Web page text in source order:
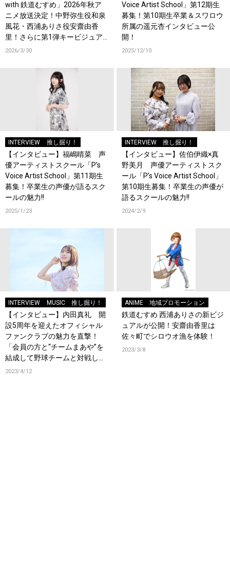
with 鉄道むすめ」2026年秋ア
ニメ放送決定！中野弥生役和泉
風花・西浦ありさ役安齋由香
里！さらに第1弾キービジュア
ル&第1弾PVも公開！
2026/3/30
Voice Artist School」第12期生
募集！第10期生卒業＆スワロウ
所属の遥元杏インタビュー公
開！
2025/12/10
INTERVIEW 推し掘り！
【インタビュー】福嶋晴菜 声
優アーティストスクール「P’s
Voice Artist School」第11期生
募集！卒業生の声優が語るスク
ールの魅力!!
2025/1/23
INTERVIEW 推し掘り！
【インタビュー】佐伯伊織×真
野美月 声優アーティストスク
ール「P’s Voice Artist School」
第10期生募集！卒業生の声優が
語るスクールの魅力!!
2024/2/9
INTERVIEW MUSIC 推し掘り！
【インタビュー】内田真礼 開
設5周年を迎えたオフィシャル
ファンクラブの魅力を直撃！
「会員の方と“チームまあや”を
結成して野球チームと対戦した
い！」
2023/4/12
ANIME 地域プロモーション
鉄道むすめ 西浦ありさの新ビジ
ュアルが公開！安齋由香里は
佐々町でシロウオ漁を体験！
2023/3/8